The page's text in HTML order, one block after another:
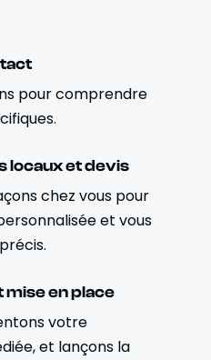
pour comprendre
locaux et devis
chez vous pour
et vous
mise en place
votre
et lançons la